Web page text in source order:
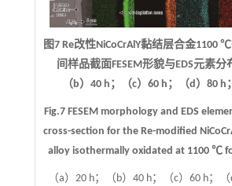
图7 Re改性NiCoCrAlY黏结层合金1100
间样品截面FESEM形貌与EDS元素分
（b）40 h；（c）60 h；（d）80 h
Fig.7 FESEM morphology and EDS
cross-section for the Re-modified
alloy isothermally oxidated at 1100 ℃
（a）20 h；（b）40 h；（c）60 h；（